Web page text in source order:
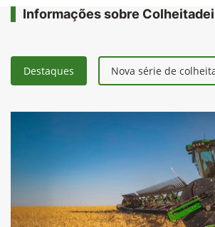
Informações sobre
Destaques Nova série de